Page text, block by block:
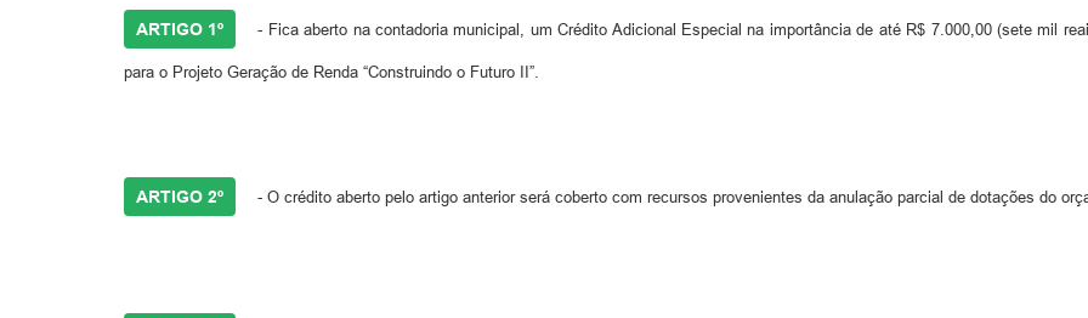
ARTIGO 1º - Fica aberto na contadoria municipal, um Crédito Adicional Especial na importância de até R$ 7.000,00 (sete mil
para o Projeto Geração de Renda “Construindo o Futuro II”.
ARTIGO 2º - O crédito aberto pelo artigo anterior será coberto com recursos provenientes da anulação parcial de dotações do